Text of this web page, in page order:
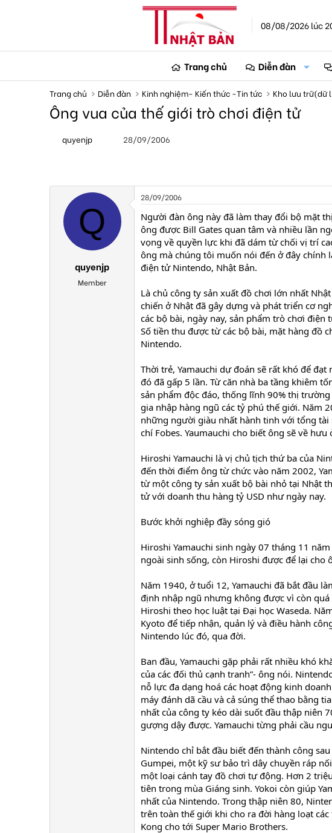
08/08/2026 lúc
Trang chủ Diễn đàn
Trang chủ Diễn đàn Kinh nghiệm- Kiến thức -Tin tức Kho lưu trữ(dữ
Ông vua của thế giới trò chơi điện tử
h
d
quyenjp
ử
28/09/2006
Q
quyenjp
Member
28/09/2006
Người đàn ông này đã làm thay đổi bộ mặt
ông được Bill Gates quan tâm và nhiều lần
vọng về quyền lực khi đã dám từ chối vị trí
ông mà chúng tôi muốn nói đến ở đây chính
điện tử Nintendo, Nhật Bản.
Là chủ công ty sản xuất đồ chơi lớn nhất
chiến ở Nhật đã gây dựng và phát triển cơ
các bộ bài, ngày nay, sản phẩm trò chơi
Số tiền thu được từ các bộ bài, mặt hàng đồ
Nintendo.
Thời trẻ, Yamauchi dự đoán sẽ rất khó để
đó đã gấp 5 lần. Từ căn nhà ba tầng khiêm
sản phẩm độc đáo, thống lĩnh 90% thị
gia nhập hàng ngũ các tỷ phú thế giới. Năm
những người giàu nhất hành tinh với tổng tài
chí Fobes. Yaumauchi cho biết ông sẽ về
Hiroshi Yamauchi là vị chủ tịch thứ ba của
đến thời điểm ông từ chức vào năm 2002,
từ một công ty sản xuất bộ bài nhỏ tại Nhật
tử với doanh thu hàng tỷ USD như ngày nay.
Bước khởi nghiệp đầy sóng gió
Hiroshi Yamauchi sinh ngày 07 tháng 11
ngoài sinh sống, còn Hiroshi được để lại cho
Năm 1940, ở tuổi 12, Yamauchi đã bắt đầu
định nhập ngũ nhưng không được vì còn
Hiroshi theo học luật tại Đại học Waseda.
Kyoto để tiếp nhận, quản lý và điều hành
Nintendo lúc đó, qua đời.
Ban đầu, Yamauchi gặp phải rất nhiều khó
của các đối thủ cạnh tranh”- ông nói.
nỗ lực đa dạng hoá các hoạt động kinh
máy đánh dã cầu và cả súng thể thao bằng
nhất của công ty kéo dài suốt đầu thập niên
gượng dậy được. Yamauchi từng phải cầu
Nintendo chỉ bắt đầu biết đến thành công
Gumpei, một kỹ sư bảo trì dây chuyền ráp
một loại cánh tay đồ chơi tự động. Hơn 2
tiên trong mùa Giáng sinh. Yokoi còn giúp
nhất của Nintendo. Trong thập niên 80,
trên toàn thế giới khi cho ra đời hàng loạt
Kong cho tới Super Mario Brothers.